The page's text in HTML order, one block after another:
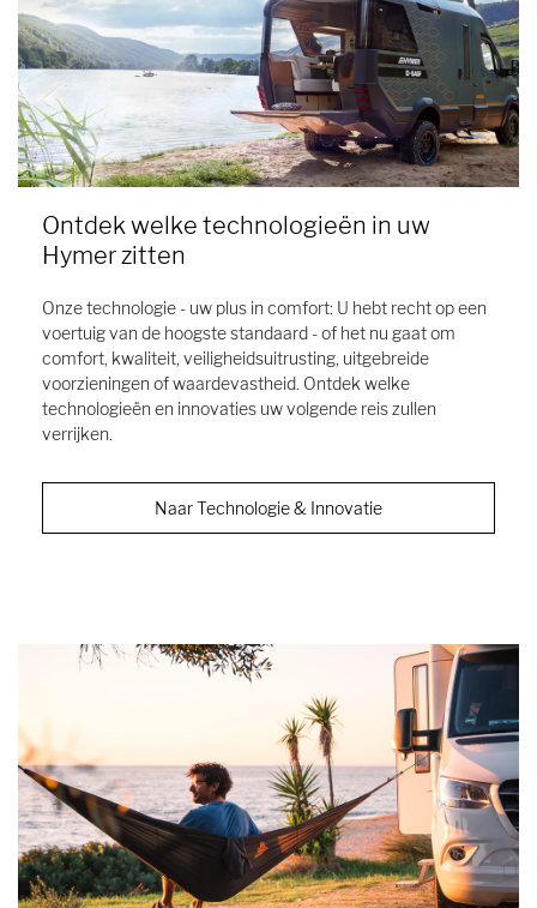
Ontdek welke technologieën in uw
Hymer zitten
Onze technologie - uw plus in comfort: U hebt recht op een
voertuig van de hoogste standaard - of het nu gaat om
comfort, kwaliteit, veiligheidsuitrusting, uitgebreide
voorzieningen of waardevastheid. Ontdek welke
technologieën en innovaties uw volgende reis zullen
verrijken.
Naar Technologie & Innovatie